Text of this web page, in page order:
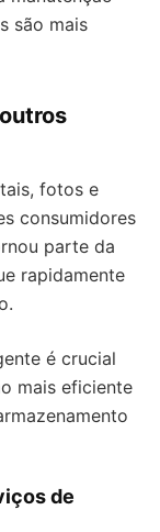
são mais
fotos e
consumidores
parte da
rapidamente
é crucial
mais eficiente
de